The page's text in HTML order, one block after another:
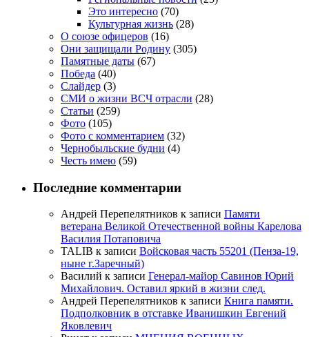
Это интересно (70)
Культурная жизнь (28)
О союзе офицеров (16)
Они защищали Родину (305)
Памятные даты (67)
Победа (40)
Слайдер (3)
СМИ о жизни ВСЧ отрасли (28)
Статьи (259)
Фото (105)
Фото с комментарием (32)
Чернобыльские будни (4)
Честь имею (59)
Последние комментарии
Андрей Перепелятников к записи Памяти
ветерана Великой Отечественной войны Карелова
Василия Потаповича
TALIB к записи Войсковая часть 55201 (Пенза-19,
ныне г.Заречный)
Василий к записи Генерал-майор Савинов Юрий
Михайлович. Оставил яркий в жизни след.
Андрей Перепелятников к записи Книга памяти.
Подполковник в отставке Иванишкин Евгений
Яковлевич